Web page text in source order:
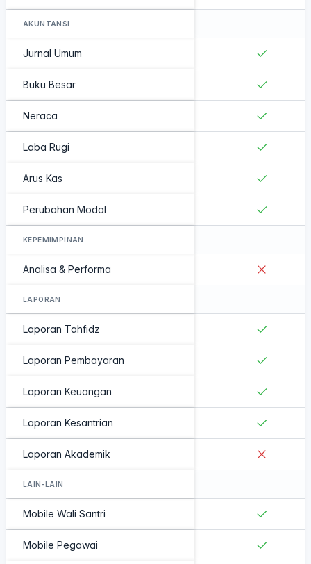
AKUNTANSI
Jurnal Umum
Buku Besar
Neraca
Laba Rugi
Arus Kas
Perubahan Modal
KEPEMIMPINAN
Analisa & Performa
LAPORAN
Laporan Tahfidz
Laporan Pembayaran
Laporan Keuangan
Laporan Kesantrian
Laporan Akademik
LAIN-LAIN
Mobile Wali Santri
Mobile Pegawai